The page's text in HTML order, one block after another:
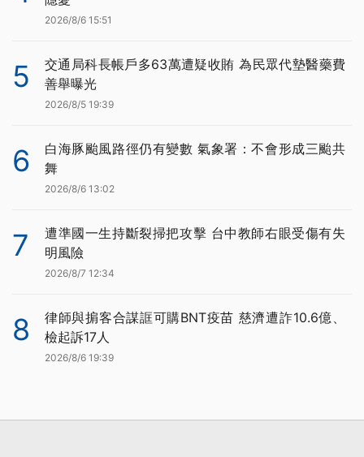
2026/8/6 15:51
5
交通局科長帳戶多63萬遭疑收賄 為民眾代墊醫藥費
善舉曝光
2026/8/5 19:39
6
白海豚颱風路徑仍有變數 氣象署：不會形成三颱共
舞
2026/8/6 13:02
7
遭準國一生持斷裂掃把攻擊 台中教師右眼受傷有失
明風險
2026/8/7 12:34
8
律師與掮客合謀誆可購BNT疫苗 慈濟遭詐10.6億、
檢起訴17人
2026/8/6 19:39